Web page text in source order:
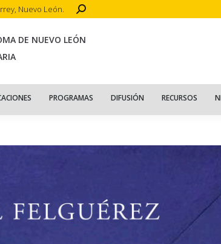
Nuevo León. Search:
DE NUEVO LEÓN
PROGRAMAS DIFUSIÓN RECURSOS
ACERCA DE PUBLICACIONES PROGRAMAS